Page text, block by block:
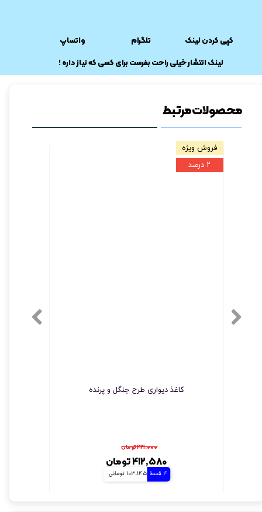
کپی کردن لینک تلگرام
واتساپ
​لینک انتشار خیلی راحت بفرست برای کسی که نیاز داره !
محصولات مرتبط
کاغذ دیواری طرح جنگل و پرنده
۴۲۱,۰۰۰ تومان
۴۱۲,۵۸۰ تومان
4 قسط 103,145 تومانی
فروش ویژه
۲ درصد